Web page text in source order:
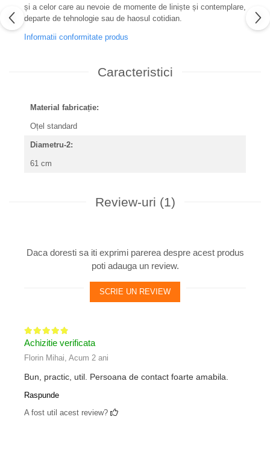
și a celor care au nevoie de momente de liniște și contemplare,
departe de tehnologie sau de haosul cotidian.
Informatii conformitate produs
Caracteristici
Material fabricație:
Oțel standard
Diametru-2:
61 cm
Review-uri (1)
Daca doresti sa iti exprimi parerea despre acest produs
poti adauga un review.
SCRIE UN REVIEW
Achizitie verificata
Florin Mihai, Acum 2 ani
Bun, practic, util. Persoana de contact foarte amabila.
Raspunde
A fost util acest review?